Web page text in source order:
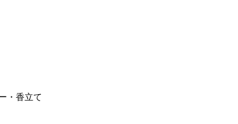
・香立て